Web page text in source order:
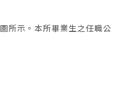
所示。本所畢業生之任職公